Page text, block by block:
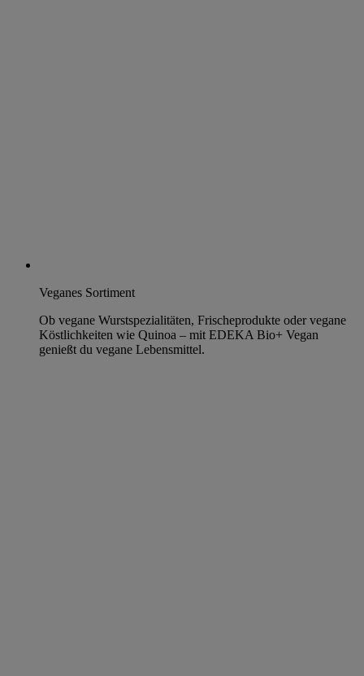
Veganes Sortiment
Ob vegane Wurstspezialitäten, Frischeprodukte oder vegane
Köstlichkeiten wie Quinoa – mit EDEKA Bio+ Vegan
genießt du vegane Lebensmittel.